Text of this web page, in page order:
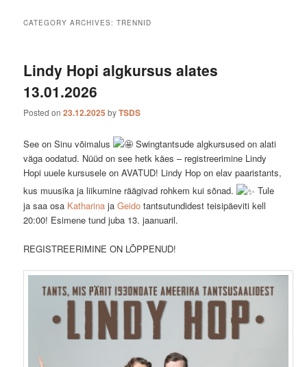
CATEGORY ARCHIVES:TRENNID
Lindy Hopi algkursus alates
13.01.2026
Posted on23.12.2025 byTSDS
See on Sinu võimalus
Swingtantsude algkursused on alati
väga oodatud. Nüüd on see hetk käes – registreerimine Lindy
Hopi uuele kursusele on AVATUD! Lindy Hop on elav paaristants,
kus muusika ja liikumine räägivad rohkem kui sõnad.
Tule
ja saa osa Katharina jaGeido tantsutundidest teisipäeviti kell
20:00! Esimene tund juba 13. jaanuaril.
REGISTREERIMINE ON LÕPPENUD!